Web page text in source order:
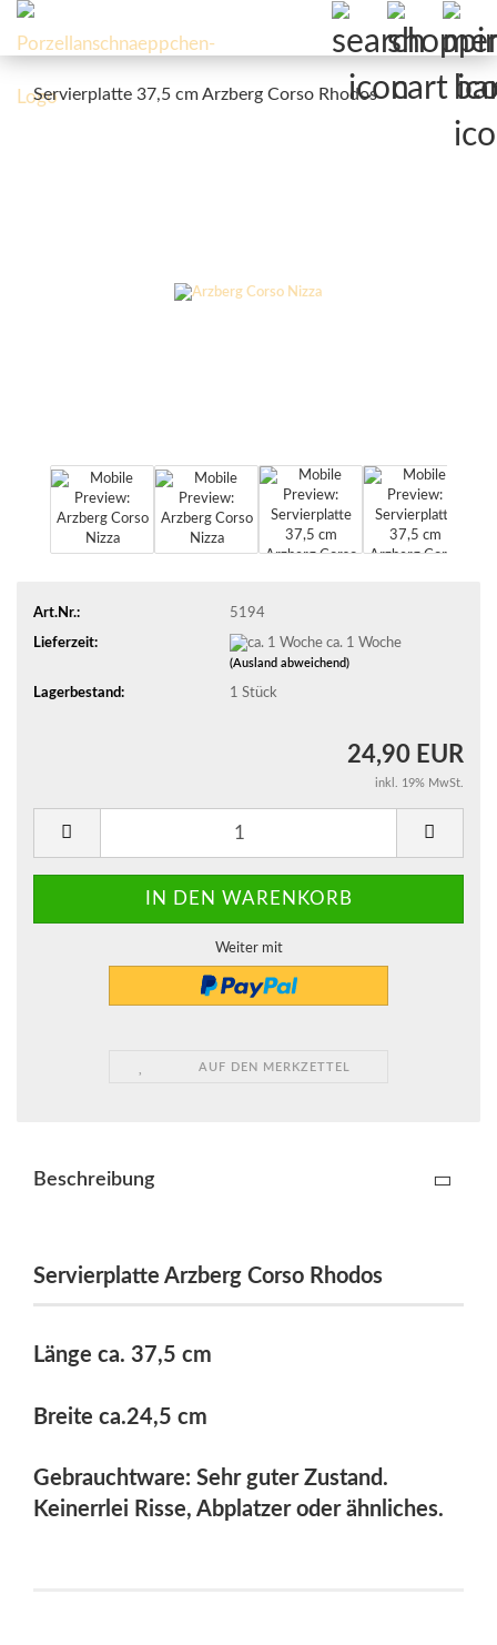
Servierplatte 37,5 cm Arzberg Corso Rhodos
Art.Nr.: 5194
Lieferzeit: ca. 1 Woche
(Ausland abweichend)
Lagerbestand: 1 Stück
24,90 EUR
inkl. 19% MwSt.
Weiter mit
AUF DEN MERKZETTEL
Beschreibung
Servierplatte Arzberg Corso Rhodos
Länge ca. 37,5 cm
Breite ca.24,5 cm
Gebrauchtware: Sehr guter Zustand.
Keinerrlei Risse, Abplatzer oder ähnliches.